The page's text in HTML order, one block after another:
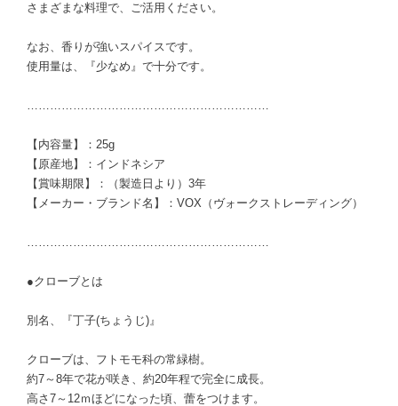
さまざまな料理で、ご活用ください。
なお、香りが強いスパイスです。
使用量は、『少なめ』で十分です。
………………………………………………………
【内容量】：25g
【原産地】：インドネシア
【賞味期限】：（製造日より）3年
【メーカー・ブランド名】：VOX（ヴォークストレーディング）
………………………………………………………
●クローブとは
別名、『丁子(ちょうじ)』
クローブは、フトモモ科の常緑樹。
約7～8年で花が咲き、約20年程で完全に成長。
高さ7～12ｍほどになった頃、蕾をつけます。